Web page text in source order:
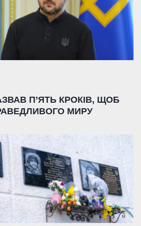
П’ЯТЬ КРОКІВ, ЩОБ
МИРУ